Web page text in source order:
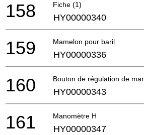
Fiche (1)
158 HY00000340
Mamelon pour baril
159 HY00000336
Bouton de régulation de
160 HY00000343
Manomètre H
161 HY00000347